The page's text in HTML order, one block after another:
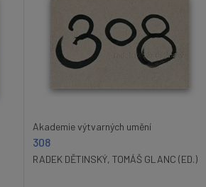
Akademie výtvarných umění
308
RADEK DĚTINSKÝ, TOMÁŠ GLANC (ED.)